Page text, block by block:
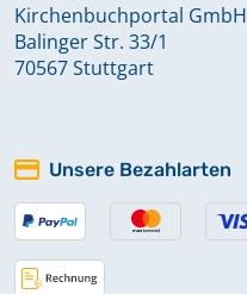
Kirchenbuchportal GmbH
Balinger Str. 33/1
70567 Stuttgart
Unsere Bezahlarten